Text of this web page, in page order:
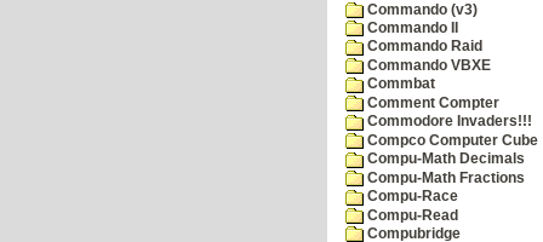
Commando (v3)
Commando II
Commando Raid
Commando VBXE
Commbat
Comment Compter
Commodore Invaders!!!
Compco Computer Cube
Compu-Math Decimals
Compu-Math Fractions
Compu-Race
Compu-Read
Compubridge